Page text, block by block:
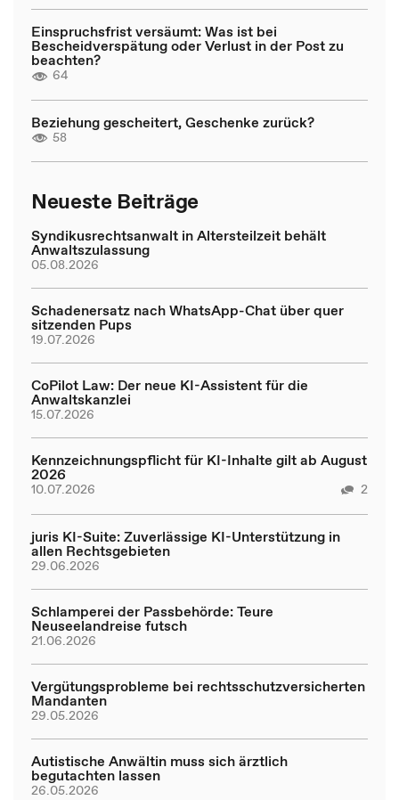
Einspruchsfrist versäumt: Was ist bei
Bescheidverspätung oder Verlust in der Post zu
beachten?
64
Beziehung gescheitert, Geschenke zurück?
58
Neueste Beiträge
Syndikusrechtsanwalt in Altersteilzeit behält
Anwaltszulassung
05.08.2026
Schadenersatz nach WhatsApp-Chat über quer
sitzenden Pups
19.07.2026
CoPilot Law: Der neue KI-Assistent für die
Anwaltskanzlei
15.07.2026
Kennzeichnungspflicht für KI-Inhalte gilt ab August
2026
10.07.2026 2
juris KI-Suite: Zuverlässige KI-Unterstützung in
allen Rechtsgebieten
29.06.2026
Schlamperei der Passbehörde: Teure
Neuseelandreise futsch
21.06.2026
Vergütungsprobleme bei rechtsschutzversicherten
Mandanten
29.05.2026
Autistische Anwältin muss sich ärztlich
begutachten lassen
26.05.2026